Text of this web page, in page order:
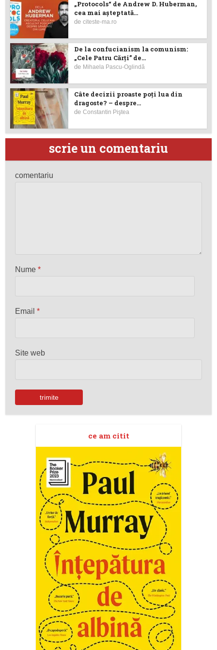
„Protocols“ de Andrew D. Huberman,
cea mai așteptată...
deciteste-ma.ro
De la confucianism la comunism:
„Cele Patru Cărți” de...
de Mihaela Pascu-Oglindă
Câte decizii proaste poţi lua din
dragoste? – despre...
deConstantin Piştea
scrie un comentariu
comentariu
Nume*
Email*
Site web
ce am citit